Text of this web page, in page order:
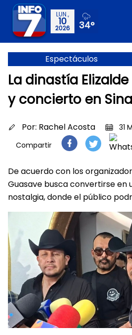
LUN.,
10
2026 34°
Espectáculos
La dinastía
y concierto en
Por: Rachel Acosta
31
Compartir
De acuerdo con los
Guasave busca convertirse en
nostalgia, donde el público